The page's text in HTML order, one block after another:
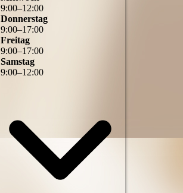
9:00–12:00
Donnerstag
9:00–17:00
Freitag
9:00–17:00
Samstag
9:00–12:00